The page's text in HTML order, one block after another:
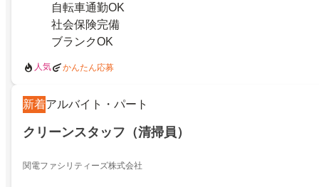
自転車通勤OK
社会保険完備
ブランクOK
人気 かんたん応募
新着アルバイト・パート
クリーンスタッフ（清掃員）
関電ファシリティーズ株式会社